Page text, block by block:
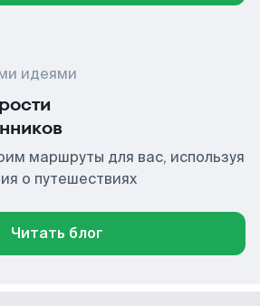
идеями
маршруты для вас, используя
о путешествиях
Читать блог